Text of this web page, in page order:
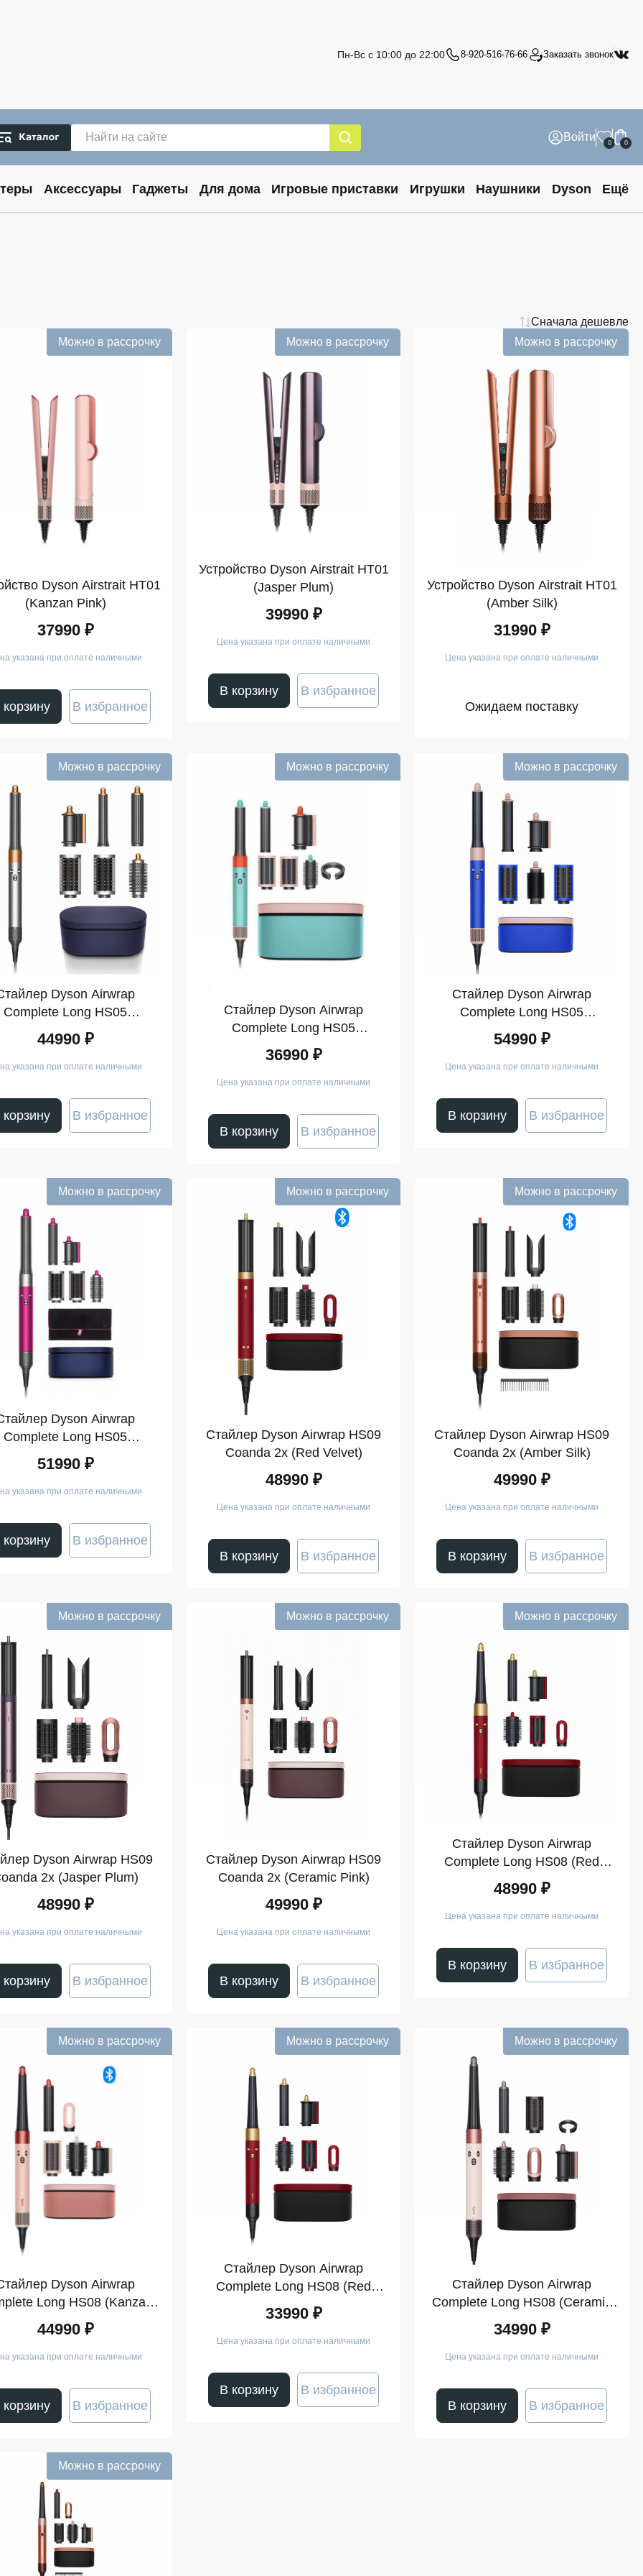
Пн-Вс с 10:00 до 22:00 8-920-516-76-66 Заказать звонок
Войти 0 0
Аксессуары Гаджеты Для дома Игровые приставки Игрушки Наушники Dyson Ещё
Сначала дешевле
Можно в рассрочку
Dyson Airstrait HT01
(Kanzan Pink)
37990 ₽
указана при оплате наличными
В избранное
Можно в рассрочку
Устройство Dyson Airstrait HT01
(Jasper Plum)
39990 ₽
Цена указана при оплате наличными
В корзину В избранное
Можно в рассрочку
Устройство Dyson Airstrait HT01
(Amber Silk)
31990 ₽
Цена указана при оплате наличными
Ожидаем поставку
Можно в рассрочку
Dyson Airwrap
Complete Long HS05
(Nickel/Copper)
44990 ₽
указана при оплате наличными
В избранное
Можно в рассрочку
Стайлер Dyson Airwrap
Complete Long HS05
(Ceramic/Pop)
36990 ₽
Цена указана при оплате наличными
В корзину В избранное
Можно в рассрочку
Стайлер Dyson Airwrap
Complete Long HS05
(Blue/Blush)
54990 ₽
Цена указана при оплате наличными
В корзину В избранное
Можно в рассрочку
Dyson Airwrap
Complete Long HS05
(Fuchsia/Nickel)
51990 ₽
указана при оплате наличными
В избранное
Можно в рассрочку
Стайлер Dyson Airwrap HS09
Coanda 2x (Red Velvet)
48990 ₽
Цена указана при оплате наличными
В корзину В избранное
Можно в рассрочку
Стайлер Dyson Airwrap HS09
Coanda 2x (Amber Silk)
49990 ₽
Цена указана при оплате наличными
В корзину В избранное
Можно в рассрочку
Dyson Airwrap HS09
2x (Jasper Plum)
48990 ₽
указана при оплате наличными
В избранное
Можно в рассрочку
Стайлер Dyson Airwrap HS09
Coanda 2x (Ceramic Pink)
49990 ₽
Цена указана при оплате наличными
В корзину В избранное
Можно в рассрочку
Стайлер Dyson Airwrap
Complete Long HS08 (Red
Velvet)
48990 ₽
Цена указана при оплате наличными
В корзину В избранное
Можно в рассрочку
Dyson Airwrap
Long HS08 (Kanzan
Pink)
44990 ₽
указана при оплате наличными
В избранное
Можно в рассрочку
Стайлер Dyson Airwrap
Complete Long HS08 (Red
Velvet/Gold)
33990 ₽
Цена указана при оплате наличными
В корзину В избранное
Можно в рассрочку
Стайлер Dyson Airwrap
Complete Long HS08 (Ceramic
Pink/Rose Gold)
34990 ₽
Цена указана при оплате наличными
В корзину В избранное
Можно в рассрочку